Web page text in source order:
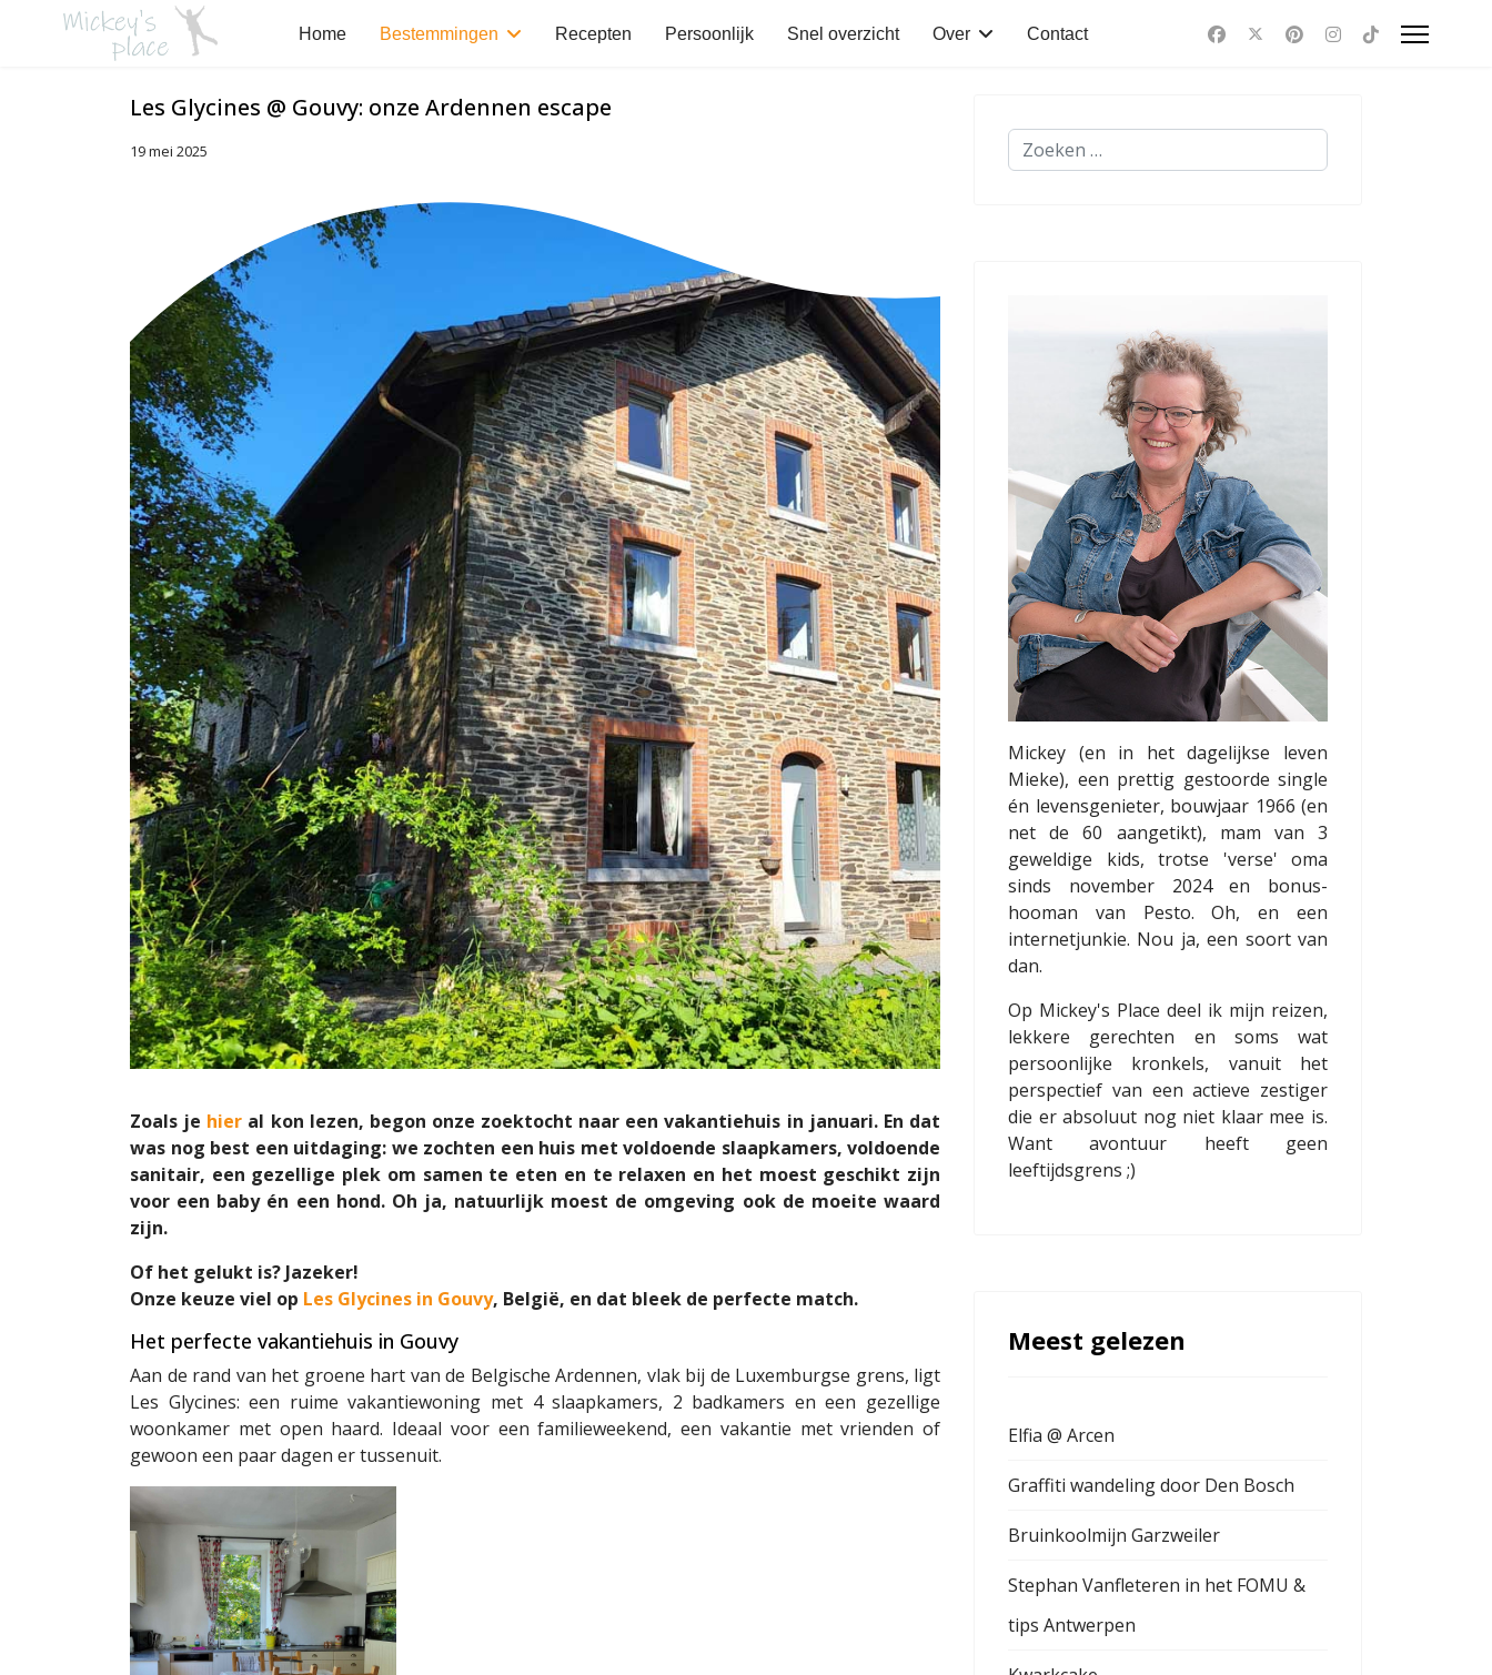
Home Bestemmingen Recepten Persoonlijk Snel overzicht Over Contact
Les Glycines @ Gouvy: onze Ardennen escape
19 mei 2025
Zoals je hier al kon lezen, begon onze zoektocht naar een vakantiehuis in januari. En dat
was nog best een uitdaging: we zochten een huis met voldoende slaapkamers, voldoende
sanitair, een gezellige plek om samen te eten en te relaxen en het moest geschikt zijn
voor een baby én een hond. Oh ja, natuurlijk moest de omgeving ook de moeite waard
zijn.
Of het gelukt is? Jazeker!
Onze keuze viel op Les Glycines in Gouvy, België, en dat bleek de perfecte match.
Het perfecte vakantiehuis in Gouvy
Aan de rand van het groene hart van de Belgische Ardennen, vlak bij de Luxemburgse grens, ligt
Les Glycines: een ruime vakantiewoning met 4 slaapkamers, 2 badkamers en een gezellige
woonkamer met open haard. Ideaal voor een familieweekend, een vakantie met vrienden of
gewoon een paar dagen er tussenuit.
Mickey (en in het dagelijkse leven
Mieke), een prettig gestoorde single
én levensgenieter, bouwjaar 1966 (en
net de 60 aangetikt), mam van 3
geweldige kids, trotse 'verse' oma
sinds november 2024 en bonus-
hooman van Pesto. Oh, en een
internetjunkie. Nou ja, een soort van
dan.
Op Mickey's Place deel ik mijn reizen,
lekkere gerechten en soms wat
persoonlijke kronkels, vanuit het
perspectief van een actieve zestiger
die er absoluut nog niet klaar mee is.
Want avontuur heeft geen
leeftijdsgrens ;)
Meest gelezen
Elfia @ Arcen
Graffiti wandeling door Den Bosch
Bruinkoolmijn Garzweiler
Stephan Vanfleteren in het FOMU &
tips Antwerpen